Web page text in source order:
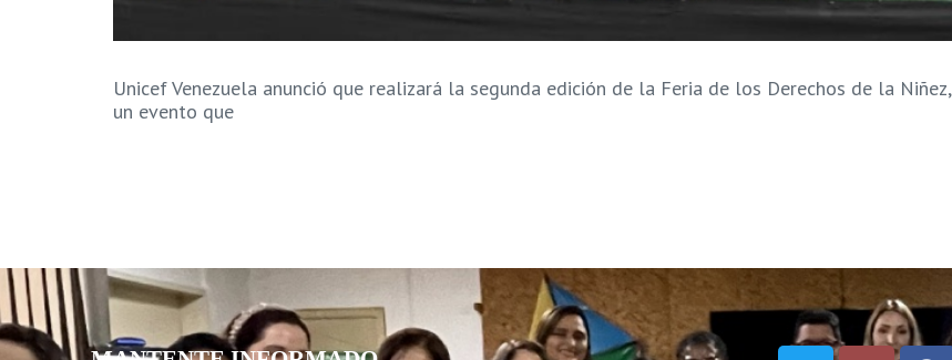
Unicef Venezuela anunció que realizará la segunda edición de la Feria de los Derechos de la Niñez,
un evento que